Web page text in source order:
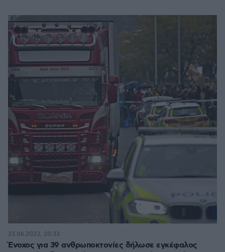
Ένοχος για 39 ανθρωποκτονίες δήλωσε εγκέφαλος
23.06.2023, 20:33